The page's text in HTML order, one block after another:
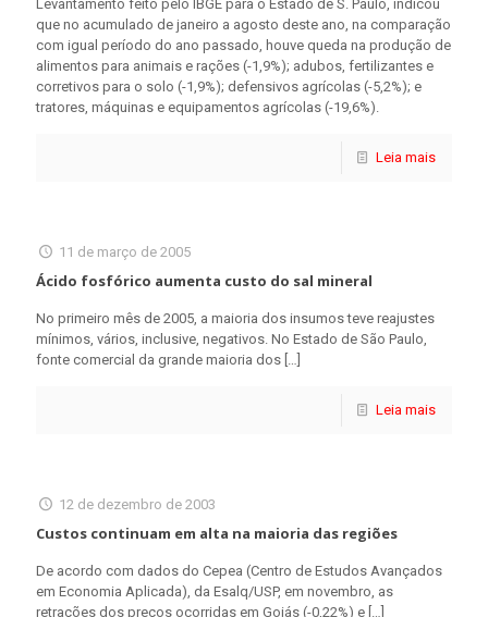
Levantamento feito pelo IBGE para o Estado de S. Paulo, indicou
que no acumulado de janeiro a agosto deste ano, na comparação
com igual período do ano passado, houve queda na produção de
alimentos para animais e rações (-1,9%); adubos, fertilizantes e
corretivos para o solo (-1,9%); defensivos agrícolas (-5,2%); e
tratores, máquinas e equipamentos agrícolas (-19,6%).
Leia mais
11 de março de 2005
Ácido fosfórico aumenta custo do sal mineral
No primeiro mês de 2005, a maioria dos insumos teve reajustes
mínimos, vários, inclusive, negativos. No Estado de São Paulo,
fonte comercial da grande maioria dos […]
Leia mais
12 de dezembro de 2003
Custos continuam em alta na maioria das regiões
De acordo com dados do Cepea (Centro de Estudos Avançados
em Economia Aplicada), da Esalq/USP, em novembro, as
retrações dos preços ocorridas em Goiás (-0,22%) e […]